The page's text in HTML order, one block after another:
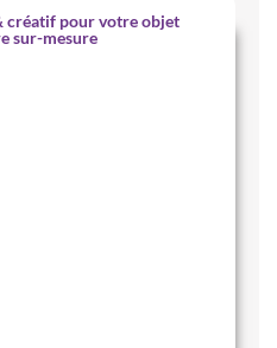
créatif pour votre objet
sur-mesure